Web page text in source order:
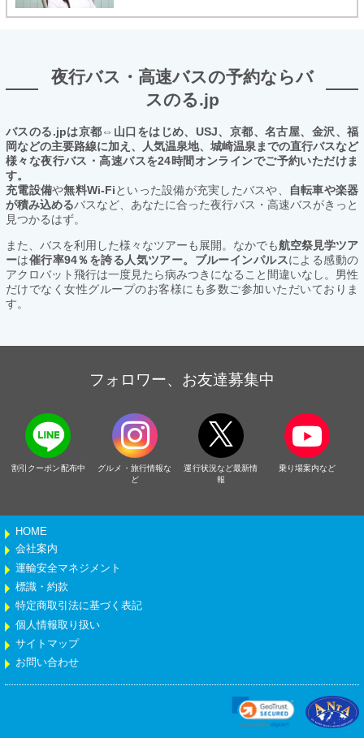
夜行バス・高速バスの予約ならバ
スのる.jp
バスのる.jpは京都⇔山口をはじめ、USJ、京都、名古屋、金沢、福
岡などの主要路線に加え、人気温泉地、城崎温泉までの直行バスなど
様々な夜行バス・高速バスを24時間オンラインでご予約いただけま
す。
充電設備や無料Wi-Fiといった設備が充実したバスや、
自転車や楽器
が積み込めるバスなど、あなたに合った夜行バス・高速バスがきっと
見つかるはず。
また、バスを利用した様々なツアーも展開。なかでも航空祭見学ツア
ーは催行率94％を誇る人気ツアー。ブルーインパルスによる感動の
アクロバット飛行は一度見たら病みつきになること間違いなし。男性
だけでなく女性グループのお客様にも多数ご参加いただいておりま
す。
フォロワー、お友達募集中
割引クーポン配布中
グルメ・旅行情報な
ど
運行状況など最新情
報
乗り場案内など
HOME
会社案内
運輸安全マネジメント
標識・約款
特定商取引法に基づく表記
個人情報取り扱い
サイトマップ
お問い合わせ